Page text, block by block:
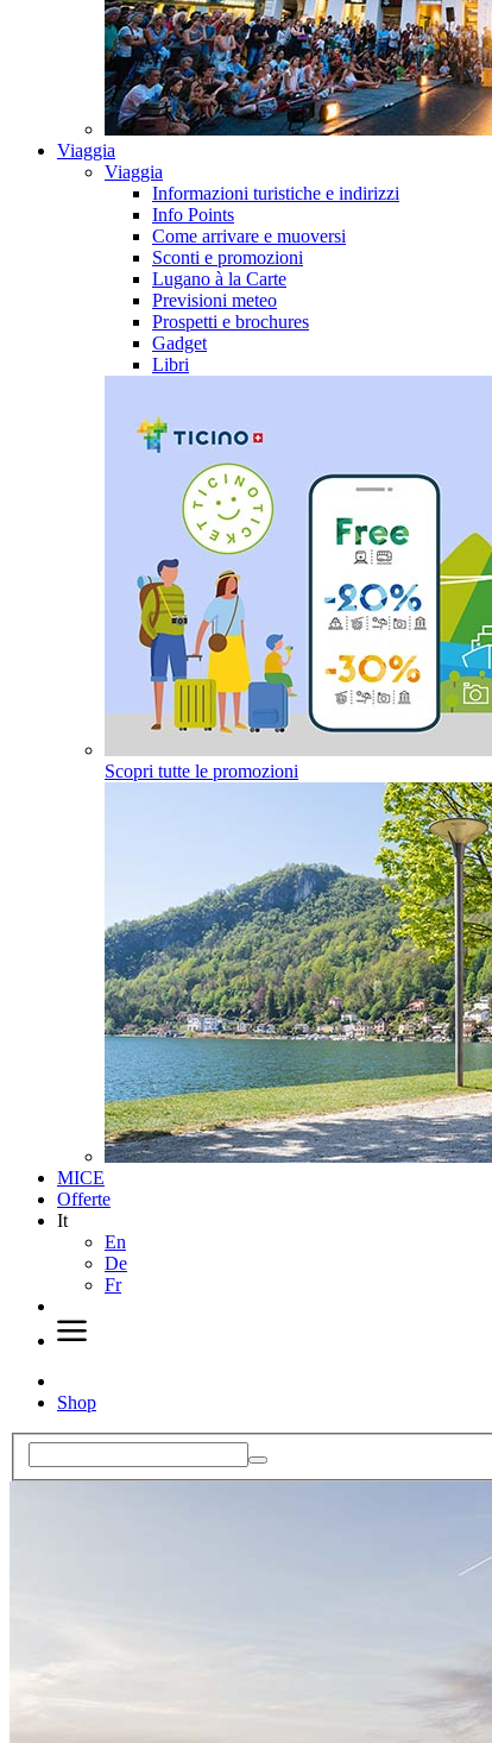
Viaggia
Viaggia
Informazioni turistiche e indirizzi
Info Points
Come arrivare e muoversi
Sconti e promozioni
Lugano à la Carte
Previsioni meteo
Prospetti e brochures
Gadget
Libri
Scopri tutte le promozioni
MICE
Offerte
It
En
De
Fr
Shop